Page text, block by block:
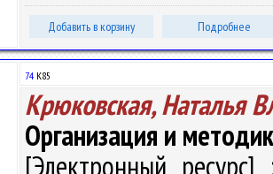
Добавить в корзину Подробнее
74 К85
Крюковская, Наталья
Организация и
[Электронный ресурс]